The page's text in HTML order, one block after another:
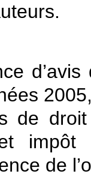
de
de